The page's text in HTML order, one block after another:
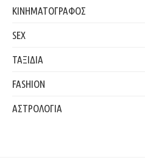
ΚΙΝΗΜΑΤΟΓΡΑΦΟΣ
SEX
ΤΑΞΙΔΙΑ
FASHION
ΑΣΤΡΟΛΟΓΙΑ